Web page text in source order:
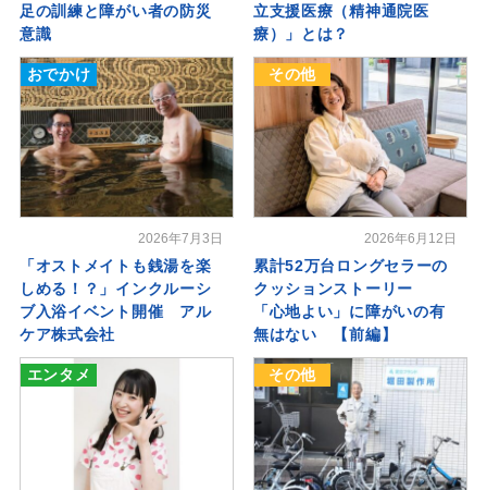
足の訓練と障がい者の防災
意識
立支援医療（精神通院医
療）」とは？
おでかけ
2026年7月3日
「オストメイトも銭湯を楽
しめる！？」インクルーシ
ブ入浴イベント開催 アル
ケア株式会社
その他
2026年6月12日
累計52万台ロングセラーの
クッションストーリー
「心地よい」に障がいの有
無はない 【前編】
エンタメ その他